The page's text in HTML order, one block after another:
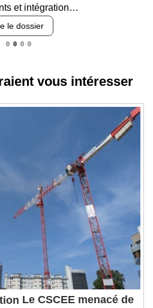
et intégration…
le dossier
vous intéresser
Le CSCEE menacé de